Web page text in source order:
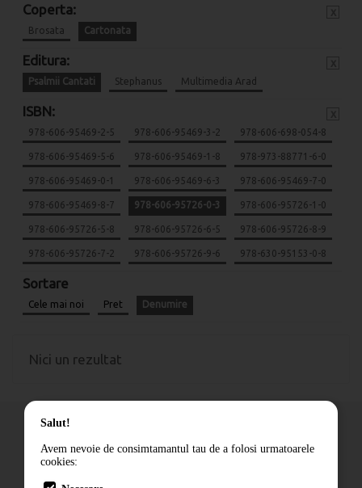
Coperta:
Brosata Cartonata
Editura:
Psalmii Cantati Stephanus Multimedia Arad
ISBN:
978-606-95469-2-5 978-606-95469-3-2 978-606-698-054-8
978-606-95469-5-6 978-606-95469-1-8 978-973-88771-6-0
978-606-95469-0-1 978-606-95469-6-3 978-606-95469-7-0
978-606-95469-8-7 978-606-95726-0-3 978-606-95726-1-0
978-606-95726-5-8 978-606-95726-6-5 978-606-95726-8-9
978-606-95726-7-2 978-606-95726-9-6 978-630-95153-0-8
Sortare
Cele mai noi Pret Denumire
Nici un rezultat
Cum comand
Salut!
Avem nevoie de consimtamantul tau de a folosi urmatoarele
cookies: